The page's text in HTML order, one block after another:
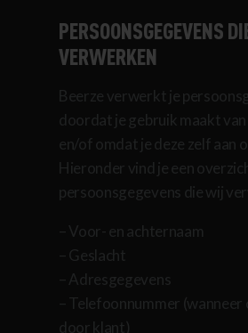
PERSOONSGEGEVENS
VERWERKEN
Beerze verwerkt je
doordat je gebruik maakt
en/of omdat je deze zelf aan
Hieronder vind je een
persoonsgegevens die wij
– Voor- en achternaam
– Geslacht
– Adresgegevens
– Telefoonnummer (wanneer
door klant)